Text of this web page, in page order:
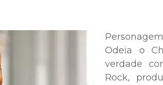
Odeia o
verdade
Rock,